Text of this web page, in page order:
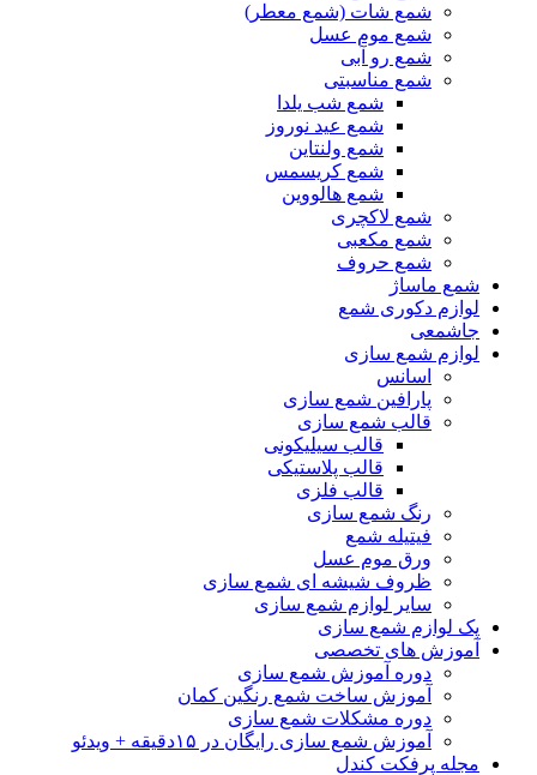
شمع شات (شمع معطر)
شمع موم عسل
شمع رو آبی
شمع مناسبتی
شمع شب یلدا
شمع عید نوروز
شمع ولنتاین
شمع کریسمس
شمع هالووین
شمع لاکچری
شمع مکعبی
شمع حروف
شمع ماساژ
لوازم دکوری شمع
جاشمعی
لوازم شمع سازی
اسانس
پارافین شمع سازی
قالب شمع سازی
قالب سیلیکونی
قالب پلاستیکی
قالب فلزی
رنگ شمع سازی
فیتیله شمع
ورق موم عسل
ظروف شیشه ای شمع سازی
سایر لوازم شمع سازی
پک لوازم شمع سازی
آموزش های تخصصی
دوره آموزش شمع سازی
آموزش ساخت شمع رنگین کمان
دوره مشکلات شمع سازی
آموزش شمع سازی رایگان در ۱۵دقیقه + ویدئو
مجله پرفکت کندل